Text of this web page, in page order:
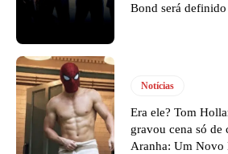
Bond será
Notícias
Era ele? Tom
gravou cena só de
Aranha: Um Novo